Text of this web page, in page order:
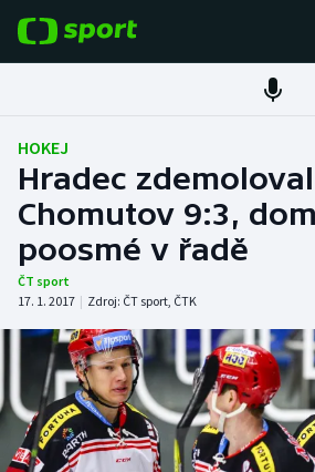
Fotbal
Hokej
Tenis
Atletika
Cyklistika
DALŠÍ SPORTY
Americký fotbal
NEPŘEHLÉDNĚTE
HOKEJ
Hradec zdemoloval
Chomutov 9:3,
poosmé v řadě
ČT sport
17. 1. 2017 | Zdroj: ČT sport, ČTK